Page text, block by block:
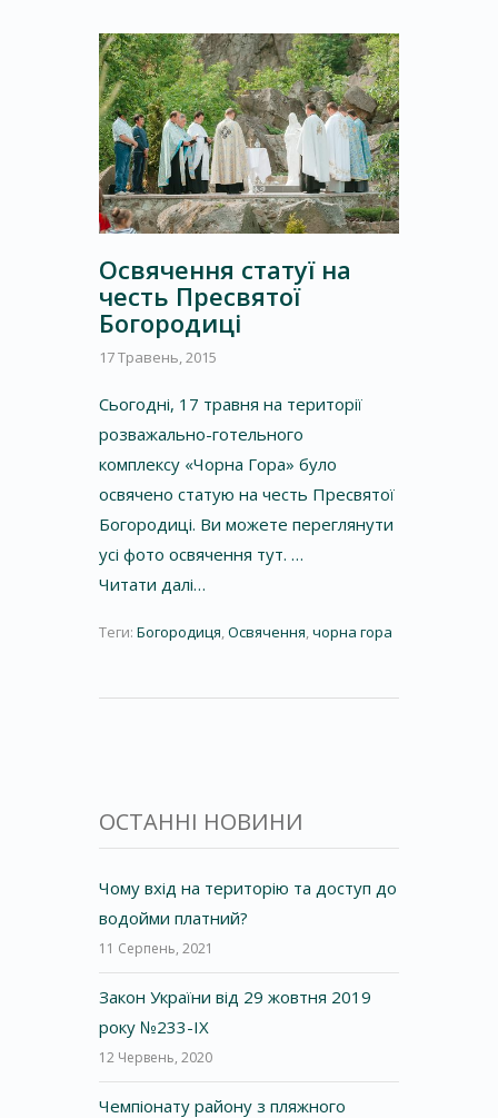
Освячення статуї на
честь Пресвятої
Богородиці
17 Травень, 2015
Сьогодні, 17 травня на території
розважально-готельного
комплексу «Чорна Гора» було
освячено статую на честь Пресвятої
Богородиці. Ви можете переглянути
усі фото освячення тут. …
Читати далі…
Теги: Богородиця,Освячення,чорна гора
ОСТАННІ НОВИНИ
Чому вхід на територію та доступ до
водойми платний?
11 Серпень, 2021
Закон України від 29 жовтня 2019
року №233-IX
12 Червень, 2020
Чемпіонату району з пляжного